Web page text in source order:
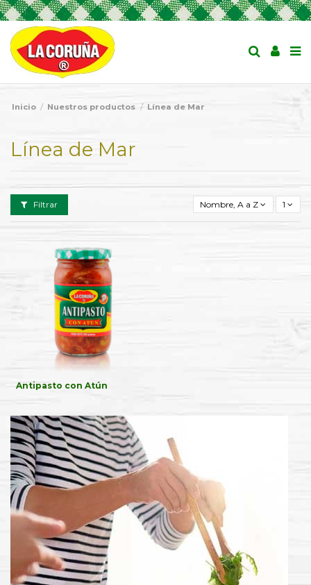
Inicio Nuestros productos Línea de Mar
Línea de Mar
Filtrar Nombre, A a Z 1
Antipasto con Atún